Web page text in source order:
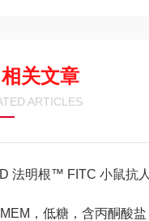
相关文章
ARTICLES
法明根™ FITC 小鼠抗人 CD3的特性
，低糖，含丙酮酸盐